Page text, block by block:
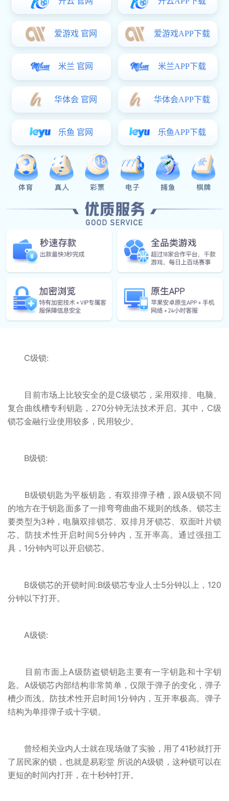
作为一个权威的智能指纹锁厂家，今天带大家从锁芯方面探
讨智能指纹锁安全性如何？希望对大家有所帮助。
各不相同的，在B级锁逐渐退出市场和C级所广泛普及的客
观背景下，各种应用场景中的安防效果也是参差不齐的，反
观采用智能锁的各种案例，无论是使用便利性还是应用安全
性都有了大幅度提高，这也从客观上体现出了成熟智能安防
模式的实用价值。
可能很多人都说智能锁提供了指纹、密码、卡片等开锁
方式再加一个钥匙孔开锁安全性就大打折扣。但是这其实是
一个很大的误区，锁具防盗功能中最重要的是锁芯，那么易
锁芯种类分别有A级、B级、C级锁芯。普通机械锁标配的是
A级锁芯，防盗锁标配的是B级锁芯，而智能锁现在正从标
配B级锁芯跨越到标配C级锁芯。
现在易彩堂 就分别从C、B、A、级锁芯的防盗性进行
分析:
C级锁:
目前市场上比较安全的是C级锁芯，采用双排、电脑、
复合曲线槽专利钥匙，270分钟无法技术开启。其中，C级
锁芯金融行业使用较多，民用较少。
B级锁:
B级锁钥匙为平板钥匙，有双排弹子槽，跟A级锁不同
的地方在于钥匙面多了一排弯弯曲曲不规则的线条。锁芯主
要类型为3种，电脑双排锁芯、双排月牙锁芯、双面叶片锁
芯。防技术性开启时间5分钟内，互开率高。通过强扭工
具，1分钟内可以开启锁芯。
B级锁芯的开锁时间:B级锁芯专业人士5分钟以上，120
分钟以下打开。
A级锁:
目前市面上A级防盗锁钥匙主要有一字钥匙和十字钥
匙。A级锁芯内部结构非常简单，仅限于弹子的变化，弹子
槽少而浅。防技术性开启时间1分钟内，互开率极高。弹子
结构为单排弹子或十字锁。
曾经相关业内人士就在现场做了实验，用了41秒就打开
了居民家的锁，也就是易彩堂 所说的A级锁，这种锁可以在
更短的时间内打开，在十秒钟打开。